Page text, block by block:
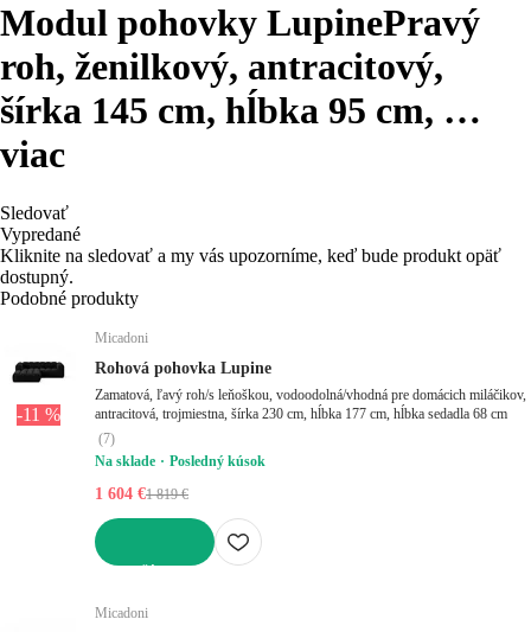
Modul pohovky LupinePravý
roh, ženilkový, antracitový,
šírka 145 cm, hĺbka 95 cm, …
viac
Sledovať
Vypredané
Kliknite na sledovať a my vás upozorníme, keď bude produkt opäť
dostupný.
Podobné produkty
-11 %
Micadoni
Rohová pohovka Lupine
Zamatová, ľavý roh/s leňoškou, vodoodolná/vhodná pre domácich miláčikov,
antracitová, trojmiestna, šírka 230 cm, hĺbka 177 cm, hĺbka sedadla 68 cm
(7)
Na sklade
Posledný kúsok
1 604 €1 819 €
Micadoni